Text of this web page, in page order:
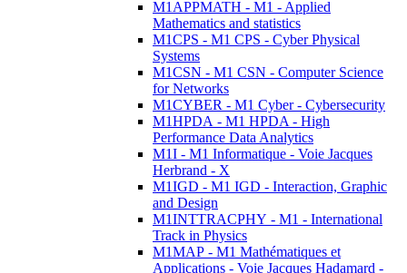
M1APPMATH - M1 - Applied
Mathematics and statistics
M1CPS - M1 CPS - Cyber Physical
Systems
M1CSN - M1 CSN - Computer Science
for Networks
M1CYBER - M1 Cyber - Cybersecurity
M1HPDA - M1 HPDA - High
Performance Data Analytics
M1I - M1 Informatique - Voie Jacques
Herbrand - X
M1IGD - M1 IGD - Interaction, Graphic
and Design
M1INTTRACPHY - M1 - International
Track in Physics
M1MAP - M1 Mathématiques et
Applications - Voie Jacques Hadamard -